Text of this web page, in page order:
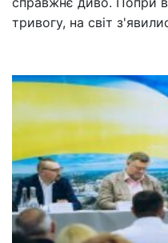
тривогу, на світ